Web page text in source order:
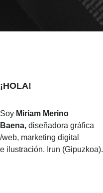
¡HOLA!
Soy Miriam Merino
Baena, diseñadora gráfica
/web, marketing digital
e ilustración. Irun (Gipuzkoa).